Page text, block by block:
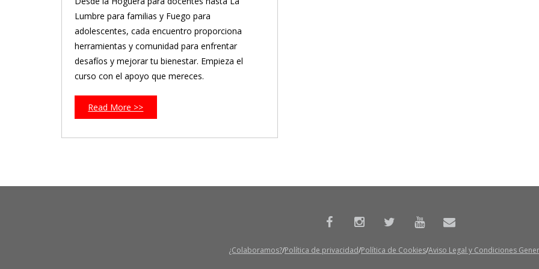
Lumbre para familias y Fuego para
adolescentes, cada encuentro proporciona
herramientas y comunidad para enfrentar
desafíos y mejorar tu bienestar. Empieza el
curso con el apoyo que mereces.
Read More >>
¿Colaboramos? Política de privacidad Política de Cookies Aviso Legal y Condiciones